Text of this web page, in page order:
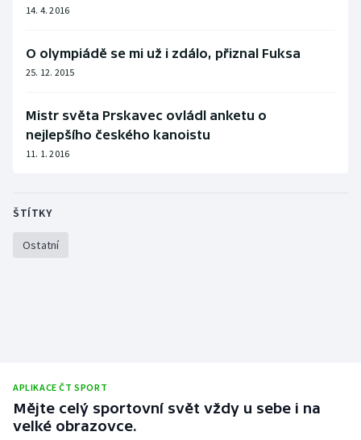
Plážový volejbal
Ragby
Rychlostní kanoistika
Sportovní střelba
Stolní tenis
Volejbal
14. 4. 2016
O olympiádě se mi už i zdálo, přiznal Fuksa
25. 12. 2015
Mistr světa Prskavec ovládl anketu o
nejlepšího českého kanoistu
11. 1. 2016
ŠTÍTKY
Ostatní
APLIKACE ČT SPORT
Mějte celý sportovní svět vždy u sebe i na
velké obrazovce.